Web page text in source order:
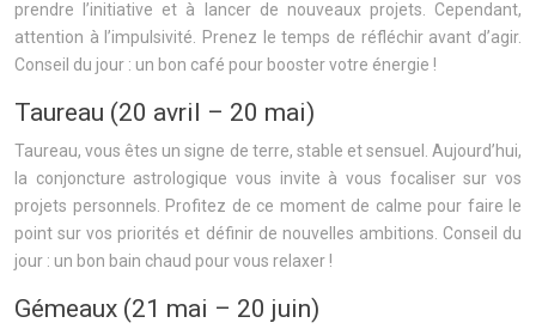
prendre l’initiative et à lancer de nouveaux projets. Cependant,
attention à l’impulsivité. Prenez le temps de réfléchir avant d’agir.
Conseil du jour : un bon café pour booster votre énergie !
Taureau (20 avril – 20 mai)
Taureau, vous êtes un signe de terre, stable et sensuel. Aujourd’hui,
la conjoncture astrologique vous invite à vous focaliser sur vos
projets personnels. Profitez de ce moment de calme pour faire le
point sur vos priorités et définir de nouvelles ambitions. Conseil du
jour : un bon bain chaud pour vous relaxer !
Gémeaux (21 mai – 20 juin)